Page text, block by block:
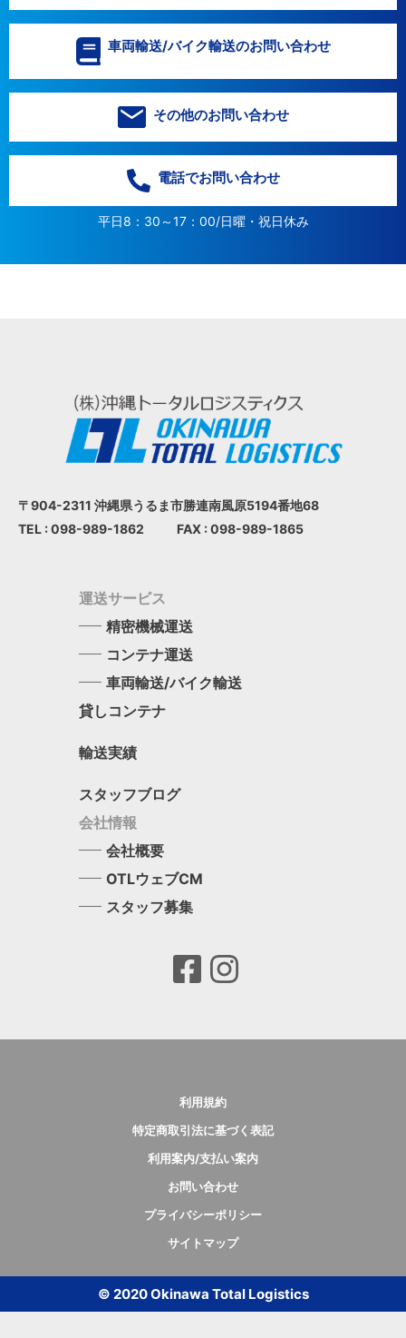
車両輸送/バイク輸送のお問い合わせ
その他のお問い合わせ
電話でお問い合わせ
平日8：30～17：00/日曜・祝日休み
〒904-2311 沖縄県うるま市勝連南風原5194番地68
TEL : 098-989-1862
FAX : 098-989-1865
運送サービス
精密機械運送
コンテナ運送
車両輸送/バイク輸送
貸しコンテナ
輸送実績
スタッフブログ
会社情報
会社概要
OTLウェブCM
スタッフ募集
利用規約
特定商取引法に基づく表記
利用案内/支払い案内
お問い合わせ
プライバシーポリシー
サイトマップ
© 2020 Okinawa Total Logistics